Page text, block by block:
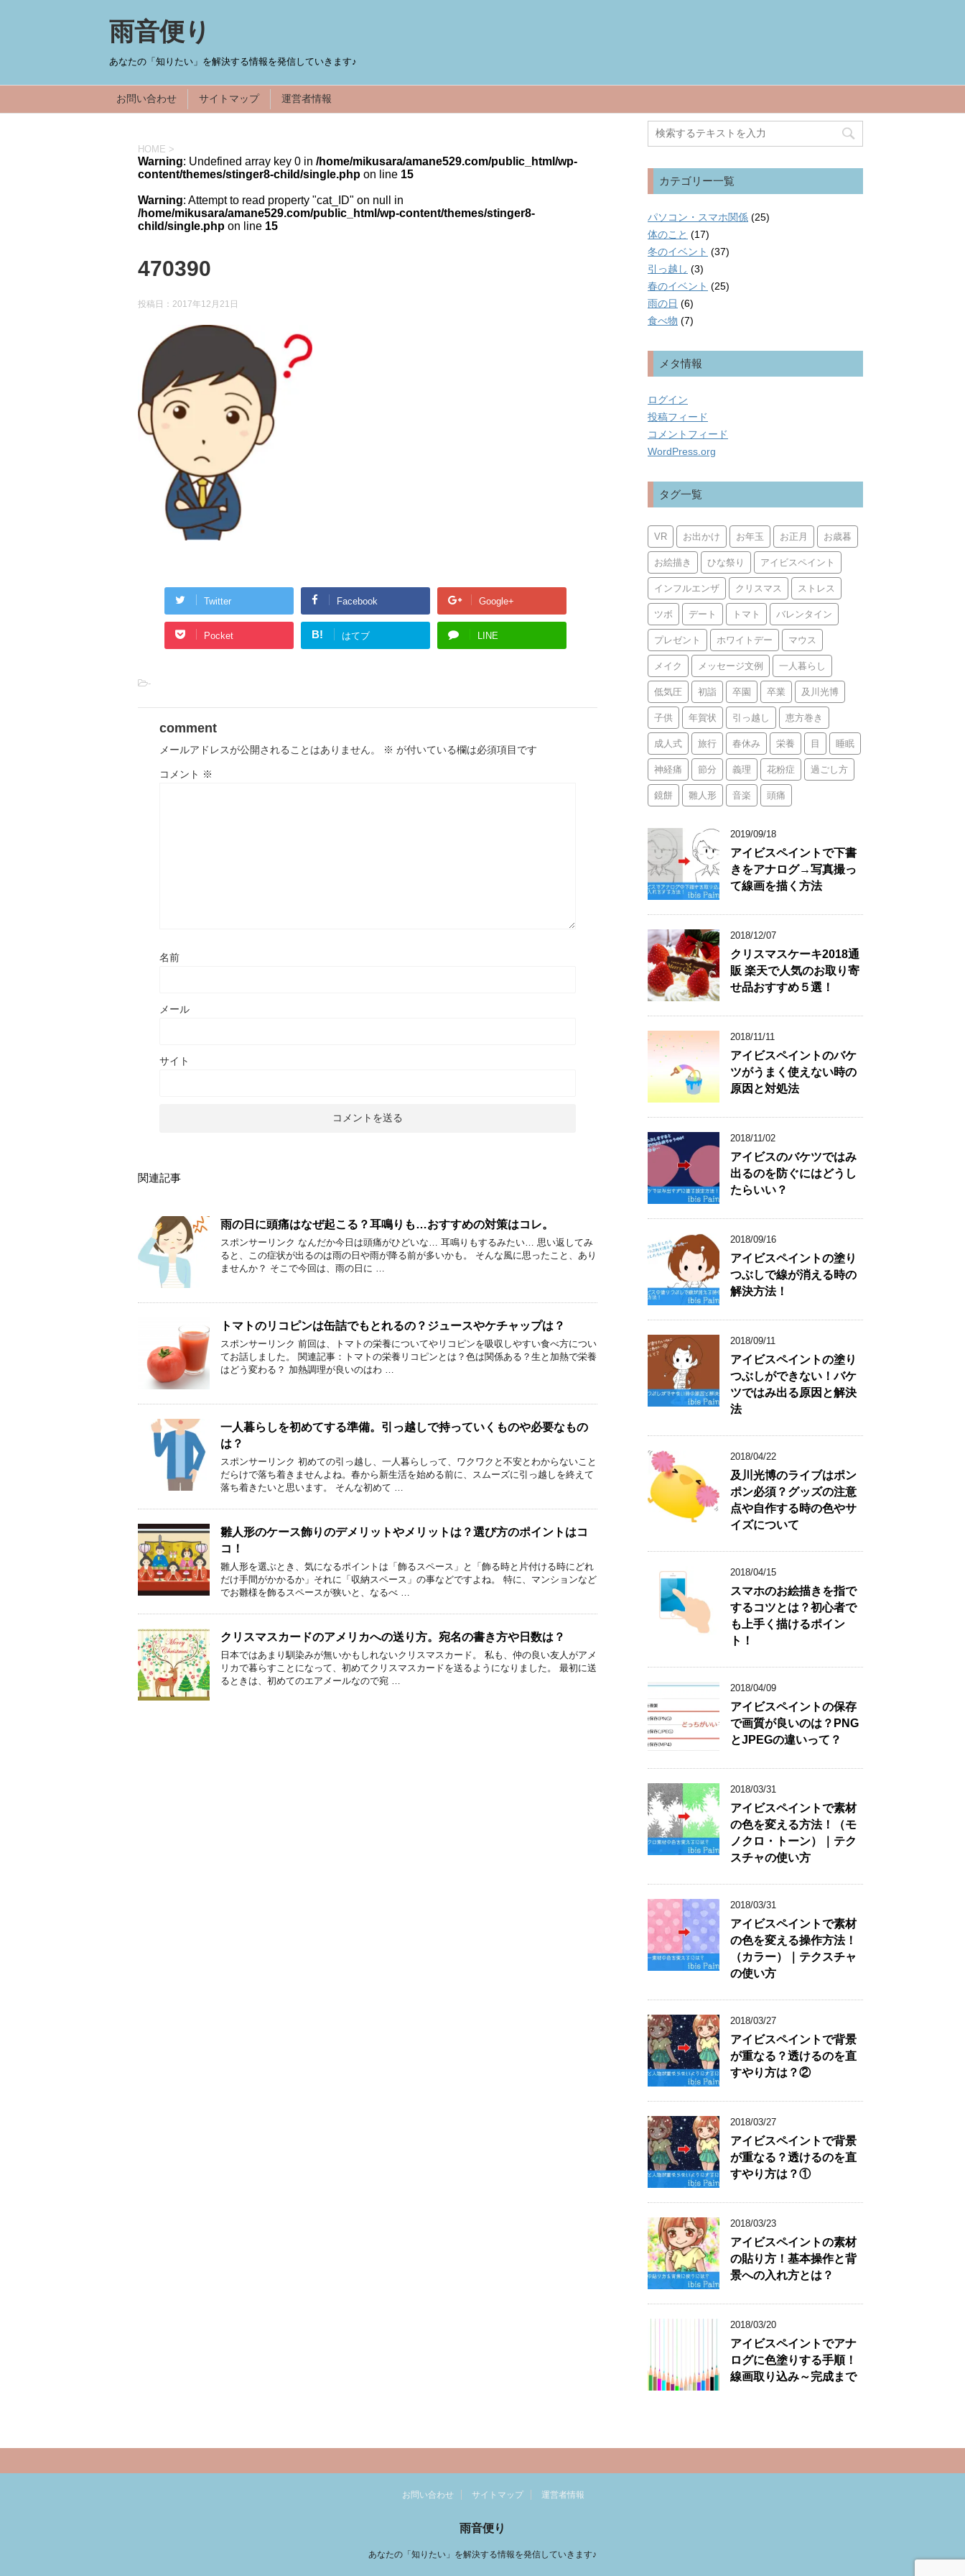
雨音便り
あなたの「知りたい」を解決する情報を発信していきます♪
お問い合わせ サイトマップ 運営者情報
HOME >
Warning: Undefined array key 0 in /home/mikusara/amane529.com/public_html/wp-
content/themes/stinger8-child/single.php on line 15
Warning: Attempt to read property "cat_ID" on null in
/home/mikusara/amane529.com/public_html/wp-content/themes/stinger8-
child/single.php on line 15
470390
投稿日： 2017年12月21日
Twitter Facebook Google+
Pocket B! はてブ LINE
-
comment
メールアドレスが公開されることはありません。 ※ が付いている欄は必須項目です
コメント ※
名前
メール
サイト
関連記事
雨の日に頭痛はなぜ起こる？耳鳴りも…おすすめの対策はコレ。
スポンサーリンク なんだか今日は頭痛がひどいな… 耳鳴りもするみたい… 思い返してみ
ると、この症状が出るのは雨の日や雨が降る前が多いかも。 そんな風に思ったこと、あり
ませんか？ そこで今回は、雨の日に …
トマトのリコピンは缶詰でもとれるの？ジュースやケチャップは？
スポンサーリンク 前回は、トマトの栄養についてやリコピンを吸収しやすい食べ方につい
てお話しました。 関連記事：トマトの栄養リコピンとは？色は関係ある？生と加熱で栄養
はどう変わる？ 加熱調理が良いのはわ …
一人暮らしを初めてする準備。引っ越しで持っていくものや必要なもの
は？
スポンサーリンク 初めての引っ越し、一人暮らしって、ワクワクと不安とわからないこと
だらけで落ち着きませんよね。春から新生活を始める前に、スムーズに引っ越しを終えて
落ち着きたいと思います。 そんな初めて …
雛人形のケース飾りのデメリットやメリットは？選び方のポイントはコ
コ！
雛人形を選ぶとき、気になるポイントは「飾るスペース」と「飾る時と片付ける時にどれ
だけ手間がかかるか」それに「収納スペース」の事などですよね。 特に、マンションなど
でお雛様を飾るスペースが狭いと、なるべ …
クリスマスカードのアメリカへの送り方。宛名の書き方や日数は？
日本ではあまり馴染みが無いかもしれないクリスマスカード。 私も、仲の良い友人がアメ
リカで暮らすことになって、初めてクリスマスカードを送るようになりました。 最初に送
るときは、初めてのエアメールなので宛 …
カテゴリー一覧
パソコン・スマホ関係 (25)
体のこと (17)
冬のイベント (37)
引っ越し (3)
春のイベント (25)
雨の日 (6)
食べ物 (7)
メタ情報
ログイン
投稿フィード
コメントフィード
WordPress.org
タグ一覧
VR お出かけ お年玉 お正月 お歳暮
お絵描き ひな祭り アイビスペイント
インフルエンザ クリスマス ストレス
ツボ デート トマト バレンタイン
プレゼント ホワイトデー マウス
メイク メッセージ文例 一人暮らし
低気圧 初詣 卒園 卒業 及川光博
子供 年賀状 引っ越し 恵方巻き
成人式 旅行 春休み 栄養 目 睡眠
神経痛 節分 義理 花粉症 過ごし方
鏡餅 雛人形 音楽 頭痛
2019/09/18
アイビスペイントで下書
きをアナログ→写真撮っ
て線画を描く方法
2018/12/07
クリスマスケーキ2018通
販 楽天で人気のお取り寄
せ品おすすめ５選！
2018/11/11
アイビスペイントのバケ
ツがうまく使えない時の
原因と対処法
2018/11/02
アイビスのバケツではみ
出るのを防ぐにはどうし
たらいい？
2018/09/16
アイビスペイントの塗り
つぶしで線が消える時の
解決方法！
2018/09/11
アイビスペイントの塗り
つぶしができない！バケ
ツではみ出る原因と解決
法
2018/04/22
及川光博のライブはポン
ポン必須？グッズの注意
点や自作する時の色やサ
イズについて
2018/04/15
スマホのお絵描きを指で
するコツとは？初心者で
も上手く描けるポイン
ト！
2018/04/09
アイビスペイントの保存
で画質が良いのは？PNG
とJPEGの違いって？
2018/03/31
アイビスペイントで素材
の色を変える方法！（モ
ノクロ・トーン）｜テク
スチャの使い方
2018/03/31
アイビスペイントで素材
の色を変える操作方法！
（カラー）｜テクスチャ
の使い方
2018/03/27
アイビスペイントで背景
が重なる？透けるのを直
すやり方は？②
2018/03/27
アイビスペイントで背景
が重なる？透けるのを直
すやり方は？①
2018/03/23
アイビスペイントの素材
の貼り方！基本操作と背
景への入れ方とは？
2018/03/20
アイビスペイントでアナ
ログに色塗りする手順！
線画取り込み～完成まで
お問い合わせ サイトマップ 運営者情報
雨音便り
あなたの「知りたい」を解決する情報を発信していきます♪